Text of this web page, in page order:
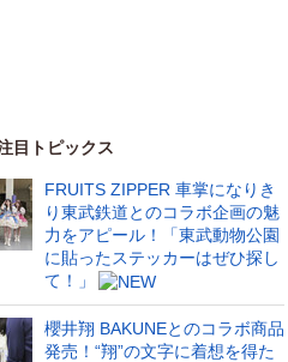
目トピックス
FRUITS ZIPPER 車掌になりき
り東武鉄道とのコラボ企画の魅
力をアピール！「東武動物公園
に貼ったステッカーはぜひ探し
て！」
櫻井翔 BAKUNEとのコラボ商品
発売！“翔”の文字に着想を得た